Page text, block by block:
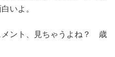
いよ。
メント、見ちゃうよね？ 歳